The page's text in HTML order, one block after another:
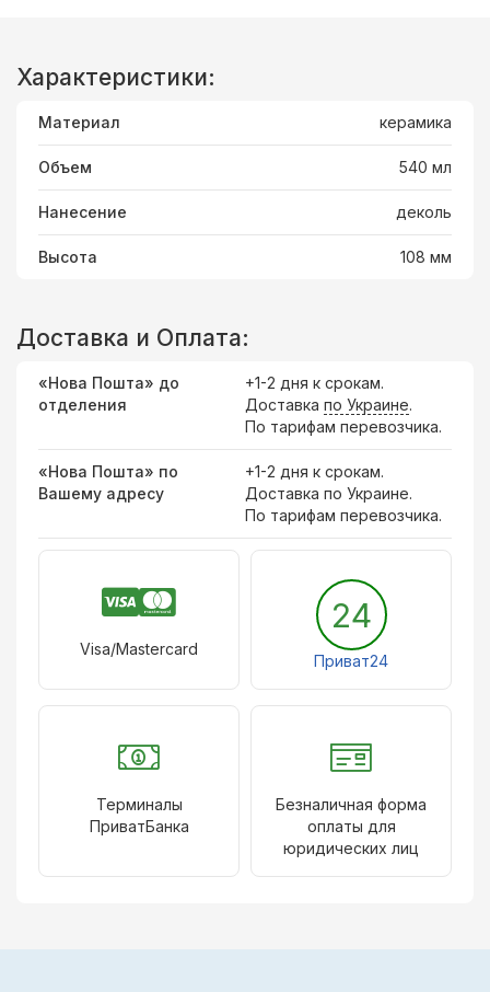
Характеристики:
Материал керамика
Объем 540 мл
Нанесение деколь
Высота 108 мм
Доставка и Оплата:
«Нова Пошта» до
отделения
+1-2 дня к срокам.
Доставка по Украине.
По тарифам перевозчика.
«Нова Пошта» по
Вашему адресу
+1-2 дня к срокам.
Доставка по Украине.
По тарифам перевозчика.
Visa/Mastercard
24
Приват24
Терминалы
ПриватБанка
Безналичная форма
оплаты для
юридических лиц